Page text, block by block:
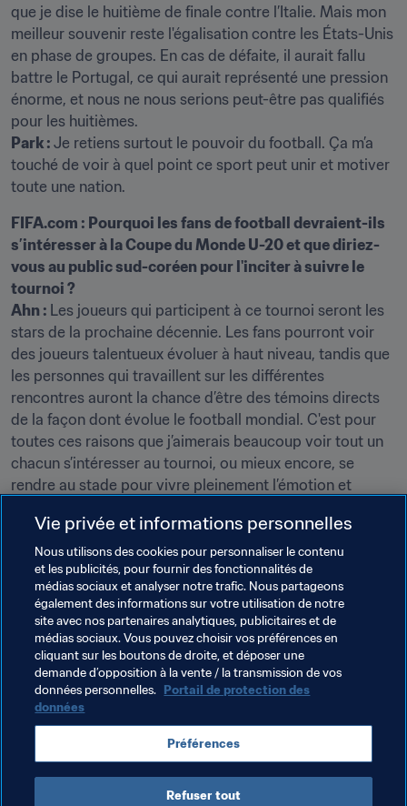
que je dise le huitième de finale contre l’Italie. Mais mon
meilleur souvenir reste l'égalisation contre les États-Unis
en phase de groupes. En cas de défaite, il aurait fallu
battre le Portugal, ce qui aurait représenté une pression
énorme, et nous ne nous serions peut-être pas qualifiés
Park : Je retiens surtout le pouvoir du football. Ça m’a
touché de voir à quel point ce sport peut unir et motiver
toute une nation.
FIFA.com : Pourquoi les fans de football devraient-ils
s’intéresser à la Coupe du Monde U-20 et que diriez-
vous au public sud-coréen pour l'inciter à suivre le
tournoi ?
Ahn : Les joueurs qui participent à ce tournoi seront les
stars de la prochaine décennie. Les fans pourront voir
des joueurs talentueux évoluer à haut niveau, tandis que
les personnes qui travaillent sur les différentes
rencontres auront la chance d’être des témoins directs
de la façon dont évolue le football mondial. C'est pour
toutes ces raisons que j’aimerais beaucoup voir tout un
chacun s’intéresser au tournoi, ou mieux encore, se
rendre au stade pour vivre pleinement l’émotion et
Park : Année après année,** **nous voyons nombre de
joueurs présents à la Coupe du Monde U-20 devenir des
joueurs incontournables.Voir évoluer les fers de lance de
la prochaine génération est intéressant. En 2017, il ne
s'agira pas simplement de voir ce que valent les espoirs
sud-coréens : nous aurons l’occasion de jauger les
futures stars du football sud-coréen.
Thèmes en lien
Compétitions FIFA Korea Republic AFC
Vie privée et informations personnelles
Nous utilisons des cookies pour personnaliser le contenu
et les publicités, pour fournir des fonctionnalités de
médias sociaux et analyser notre trafic. Nous partageons
également des informations sur votre utilisation de notre
site avec nos partenaires analytiques, publicitaires et de
médias sociaux. Vous pouvez choisir vos préférences en
cliquant sur les boutons de droite, et déposer une
demande d’opposition à la vente / la transmission de vos
données personnelles. Portail de protection des
données
Préférences
Refuser tout